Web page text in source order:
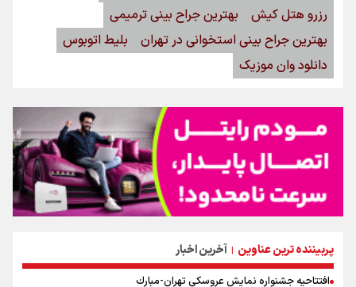
پربیننده ترین عناوین | آخرین اخبار
افتتاحیه جشنواره نمايش عروسكى تهران-مبارك
رزرو هتل کیش
بهترین جراح بینی ترمیمی
بهترین جراح بینی استخوانی در تهران
بلیط اتوبوس
دانلود وان موزیک